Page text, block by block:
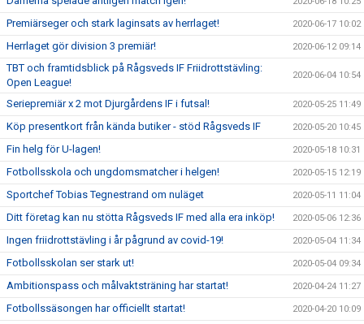
Premiärseger och stark laginsats av herrlaget! 2020-06-17 10:02
Herrlaget gör division 3 premiär! 2020-06-12 09:14
TBT och framtidsblick på Rågsveds IF Friidrottstävling:
Open League!
2020-06-04 10:54
Seriepremiär x 2 mot Djurgårdens IF i futsal! 2020-05-25 11:49
Köp presentkort från kända butiker - stöd Rågsveds IF 2020-05-20 10:45
Fin helg för U-lagen! 2020-05-18 10:31
Fotbollsskola och ungdomsmatcher i helgen! 2020-05-15 12:19
Sportchef Tobias Tegnestrand om nuläget 2020-05-11 11:04
Ditt företag kan nu stötta Rågsveds IF med alla era inköp! 2020-05-06 12:36
Ingen friidrottstävling i år pågrund av covid-19! 2020-05-04 11:34
Fotbollsskolan ser stark ut! 2020-05-04 09:34
Ambitionspass och målvaktsträning har startat! 2020-04-24 11:27
Fotbollssäsongen har officiellt startat! 2020-04-20 10:09